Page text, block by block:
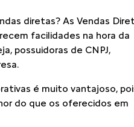
diretas? As Vendas
facilidades na hora da
possuidoras de CNPJ,
é muito vantajoso,
do que os oferecidos em